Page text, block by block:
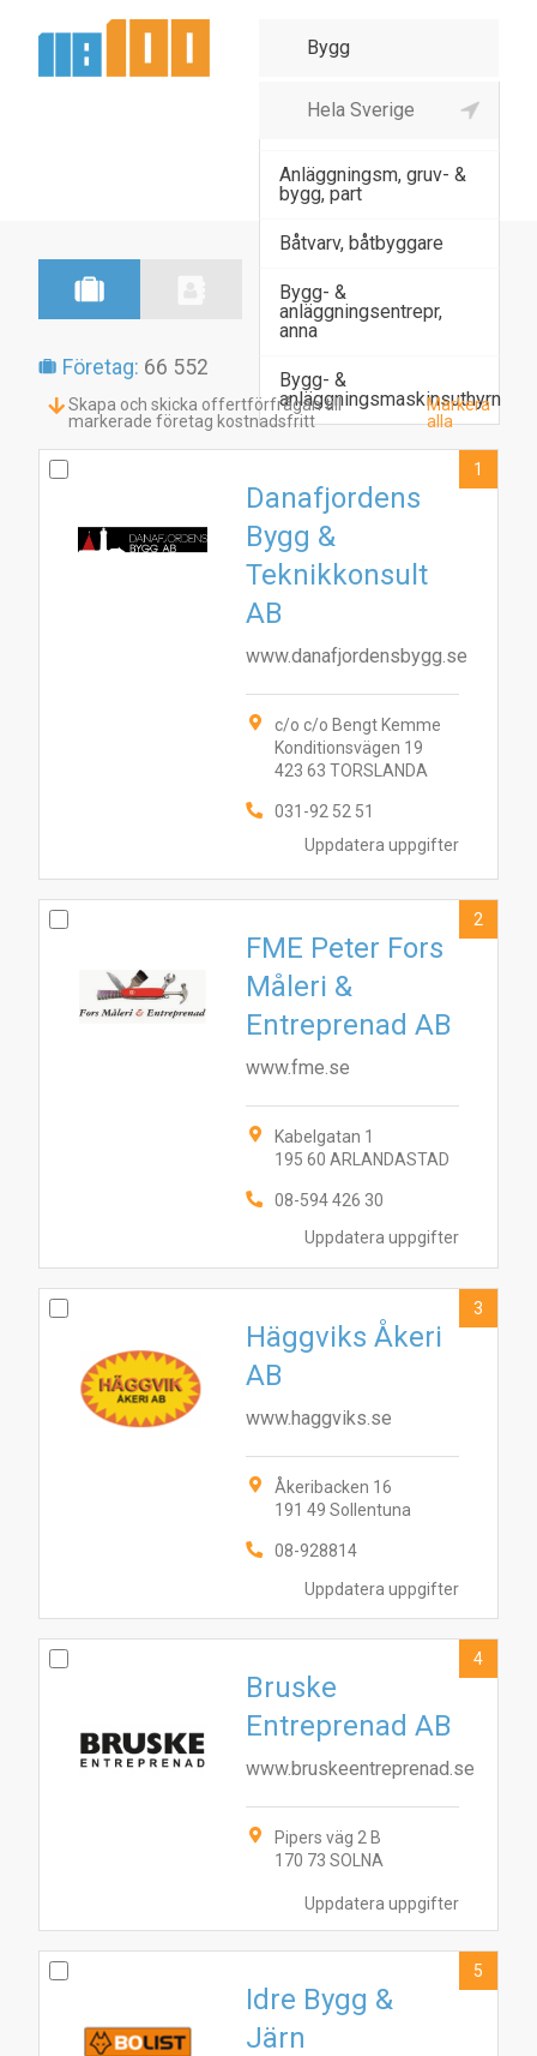
Agenturhandel virke,
Anläggningsm, gruv- &
bygg, part
Båtvarv, båtbyggare
Bygg- &
anläggningsentrepr,
anna
Bygg- &
anläggningsmaskinsuthyrn
Företag: 66 552
Skapa och skicka offertförfrågan till
markerade företag kostnadsfritt
Markera
alla
Uppdatera uppgifter
Danafjordens
Bygg &
Teknikkonsult
AB
www.danafjordensbygg.se
c/o c/o Bengt Kemme
Konditionsvägen 19
423 63 TORSLANDA
031-92 52 51
1
Uppdatera uppgifter
FME Peter Fors
Måleri &
Entreprenad AB
www.fme.se
Kabelgatan 1
195 60 ARLANDASTAD
08-594 426 30
2
Uppdatera uppgifter
Häggviks Åkeri
AB
www.haggviks.se
Åkeribacken 16
191 49 Sollentuna
08-928814
3
Uppdatera uppgifter
Bruske
Entreprenad AB
www.bruskeentreprenad.se
Pipers väg 2 B
170 73 SOLNA
4
Idre Bygg &
Järn
5